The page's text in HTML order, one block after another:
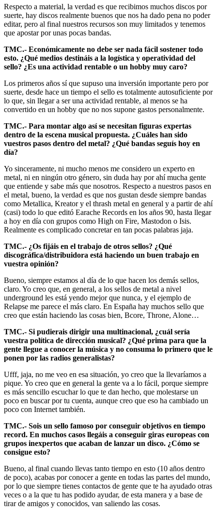
Respecto a material, la verdad es que recibimos muchos discos por
suerte, hay discos realmente buenos que nos ha dado pena no poder
editar, pero al final nuestros recursos son muy limitados y tenemos
que apostar por unas pocas bandas.
TMC.- Económicamente no debe ser nada fácil sostener todo
esto. ¿Qué medios destináis a la logística y operatividad del
sello? ¿Es una actividad rentable o un hobby muy caro?
Los primeros años sí que supuso una inversión importante pero por
suerte, desde hace un tiempo el sello es totalmente autosuficiente por
lo que, sin llegar a ser una actividad rentable, al menos se ha
convertido en un hobby que no nos supone gastos personalmente.
TMC.- Para montar algo así se necesitan figuras expertas
dentro de la escena musical propuesta. ¿Cuáles han sido
vuestros pasos dentro del metal? ¿Qué bandas seguís hoy en
día?
Yo sinceramente, ni mucho menos me considero un experto en
metal, ni en ningún otro género, sin duda hay por ahí mucha gente
que entiende y sabe más que nosotros. Respecto a nuestros pasos en
el metal, bueno, la verdad es que nos gustan desde siempre bandas
como Metallica, Kreator y el thrash metal en general y a partir de ahí
(casi) todo lo que editó Earache Records en los años 90, hasta llegar
a hoy en día con grupos como High on Fire, Mastodon o Isis.
Realmente es complicado concretar en tan pocas palabras jaja.
TMC.- ¿Os fijáis en el trabajo de otros sellos? ¿Qué
discográfica/distribuidora está haciendo un buen trabajo en
vuestra opinión?
Bueno, siempre estamos al día de lo que hacen los demás sellos,
claro. Yo creo que, en general, a los sellos de metal a nivel
underground les está yendo mejor que nunca, y el ejemplo de
Relapse me parece el más claro. En España hay muchos sello que
creo que están haciendo las cosas bien, Bcore, Throne, Alone…
TMC.- Si pudierais dirigir una multinacional, ¿cuál sería
vuestra política de dirección musical? ¿Qué prima para que la
gente llegue a conocer la música y no consuma lo primero que le
ponen por las radios generalistas?
Ufff, jaja, no me veo en esa situación, yo creo que la llevaríamos a
pique. Yo creo que en general la gente va a lo fácil, porque siempre
es más sencillo escuchar lo que te dan hecho, que molestarse un
poco en buscar por tu cuenta, aunque creo que eso ha cambiado un
poco con Internet también.
TMC.- Sois un sello famoso por conseguir objetivos en tiempo
record. En muchos casos llegáis a conseguir giras europeas con
grupos inexpertos que acaban de lanzar un disco. ¿Cómo se
consigue esto?
Bueno, al final cuando llevas tanto tiempo en esto (10 años dentro
de poco), acabas por conocer a gente en todas las partes del mundo,
por lo que siempre tienes contactos de gente que te ha ayudado otras
veces o a la que tu has podido ayudar, de esta manera y a base de
tirar de amigos y conocidos, van saliendo las cosas.